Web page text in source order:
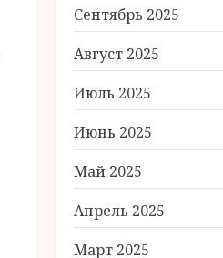
Сентябрь 2025
Август 2025
Июль 2025
Июнь 2025
Май 2025
Апрель 2025
Март 2025